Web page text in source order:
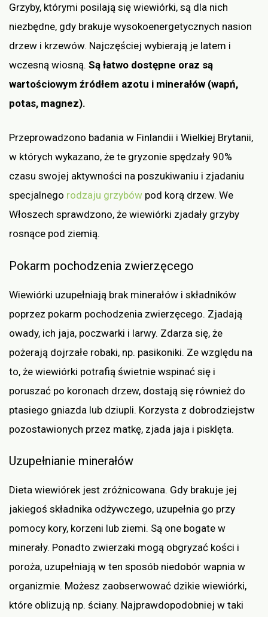
Grzyby, którymi posilają się wiewiórki, są dla nich
niezbędne, gdy brakuje wysokoenergetycznych nasion
drzew i krzewów. Najczęściej wybierają je latem i
wczesną wiosną. Są łatwo dostępne oraz są
wartościowym źródłem azotu i minerałów (wapń,
potas, magnez).
Przeprowadzono badania w Finlandii i Wielkiej Brytanii,
w których wykazano, że te gryzonie spędzały 90%
czasu swojej aktywności na poszukiwaniu i zjadaniu
specjalnego rodzaju grzybów pod korą drzew. We
Włoszech sprawdzono, że wiewiórki zjadały grzyby
rosnące pod ziemią.
Pokarm pochodzenia zwierzęcego
Wiewiórki uzupełniają brak minerałów i składników
poprzez pokarm pochodzenia zwierzęcego. Zjadają
owady, ich jaja, poczwarki i larwy. Zdarza się, że
pożerają dojrzałe robaki, np. pasikoniki. Ze względu na
to, że wiewiórki potrafią świetnie wspinać się i
poruszać po koronach drzew, dostają się również do
ptasiego gniazda lub dziupli. Korzysta z dobrodziejstw
pozostawionych przez matkę, zjada jaja i pisklęta.
Uzupełnianie minerałów
Dieta wiewiórek jest zróżnicowana. Gdy brakuje jej
jakiegoś składnika odżywczego, uzupełnia go przy
pomocy kory, korzeni lub ziemi. Są one bogate w
minerały. Ponadto zwierzaki mogą obgryzać kości i
poroża, uzupełniają w ten sposób niedobór wapnia w
organizmie. Możesz zaobserwować dzikie wiewiórki,
które oblizują np. ściany. Najprawdopodobniej w taki